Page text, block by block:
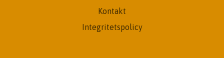
Kontakt
Integritetspolicy